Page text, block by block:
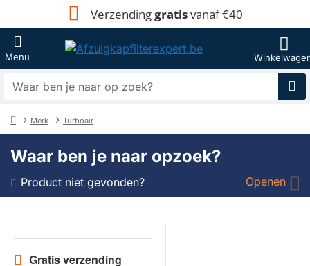
Verzendinggratisvanaf €40
Waar
zoek?
Merk Turboair
Waar ben je naar opzoek?
Product niet gevonden? Openen
Gratis verzending